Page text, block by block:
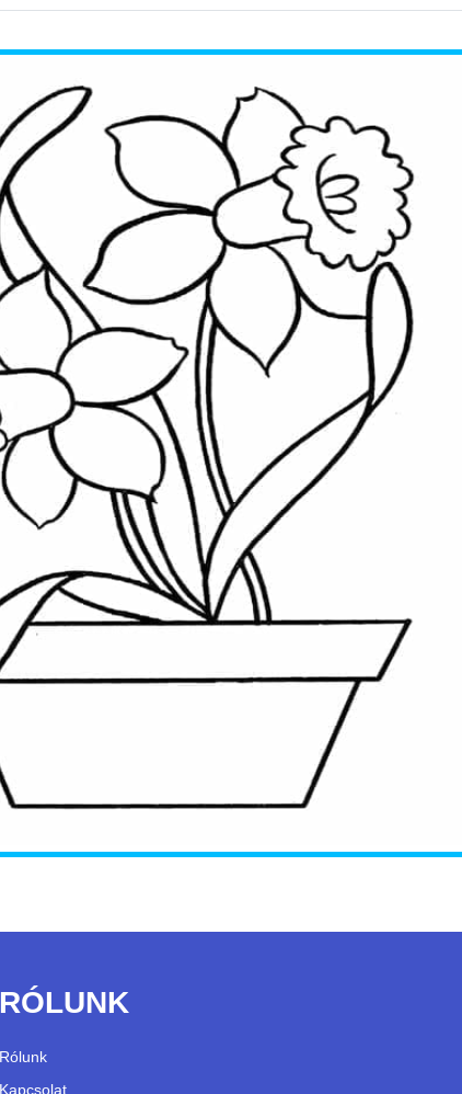
RÓLUNK
Rólunk
Kapcsolat